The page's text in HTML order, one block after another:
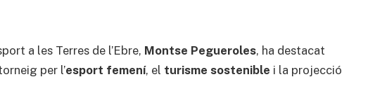
a les Terres de l’Ebre, Montse Pegueroles, ha destacat
per l’esport femení, el turisme sostenible i la projecció